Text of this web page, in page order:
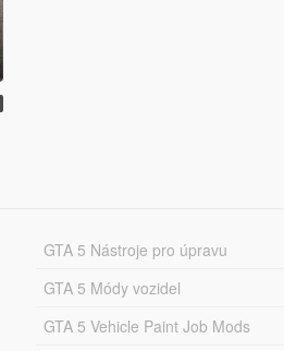
GTA 5 Nástroje pro úpravu
GTA 5 Módy vozidel
GTA 5 Vehicle Paint Job Mods